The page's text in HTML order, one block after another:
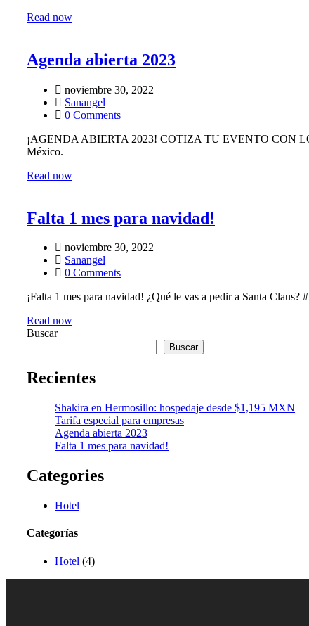
Read now
Agenda abierta 2023
noviembre 30, 2022
Sanangel
0 Comments
¡AGENDA ABIERTA 2023! COTIZA TU EVENTO CON
México.
Read now
Falta 1 mes para navidad!
noviembre 30, 2022
Sanangel
0 Comments
¡Falta 1 mes para navidad! ¿Qué le vas a pedir a Santa
Read now
Buscar
Buscar
Recientes
Shakira en Hermosillo: hospedaje desde $1,195 MXN
Tarifa especial para empresas
Agenda abierta 2023
Falta 1 mes para navidad!
Categories
Hotel
Categorías
Hotel (4)